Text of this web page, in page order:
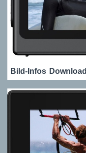
Bild-Infos Download